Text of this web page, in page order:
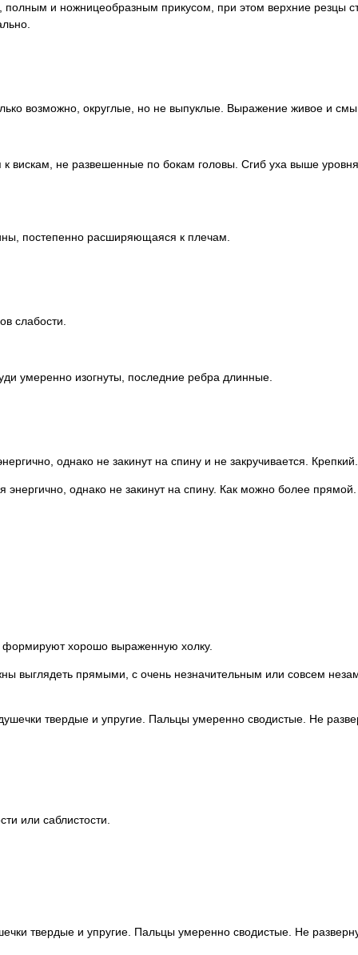
и ножницеобразным прикусом, при этом верхние резцы
возможно, округлые, но не выпуклые. Выражение живое и
вискам, не развешенные по бокам головы. Сгиб уха выше
постепенно расширяющаяся к плечам.
слабости.
умеренно изогнуты, последние ребра длинные.
однако не закинут на спину и не закручивается. Крепкий.
энергично, однако не закинут на спину. Как можно более
хорошо выраженную холку.
выглядеть прямыми, с очень незначительным или совсем
твердые и упругие. Пальцы умеренно сводистые. Не
или саблистости.
твердые и упругие. Пальцы умеренно сводистые. Не